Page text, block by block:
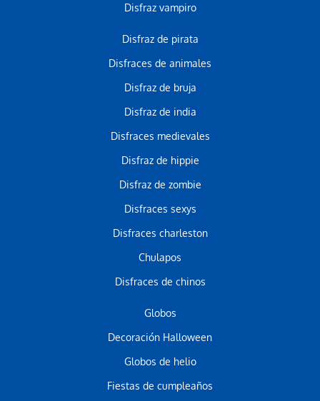
Disfraz vampiro
Disfraz de pirata
Disfraces de animales
Disfraz de bruja
Disfraz de india
Disfraces medievales
Disfraz de hippie
Disfraz de zombie
Disfraces sexys
Disfraces charleston
Chulapos
Disfraces de chinos
Globos
Decoración Halloween
Globos de helio
Fiestas de cumpleaños